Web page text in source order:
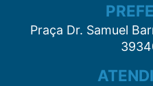
Praça Dr. Samuel